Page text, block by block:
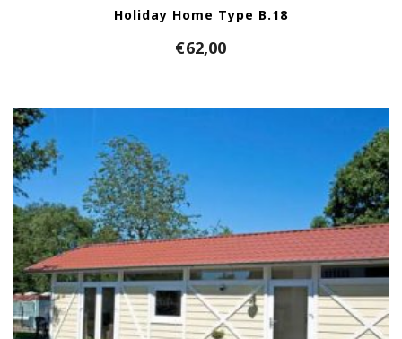
Holiday Home Type B.18
€62,00